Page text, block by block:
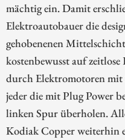
mächtig ein. Damit
Elektroautobauer die
gehobenenen
kostenbewusst auf
durch Elektromotoren mit
jeder die mit Plug Power
linken Spur überholen.
Kodiak Copper weiterhin